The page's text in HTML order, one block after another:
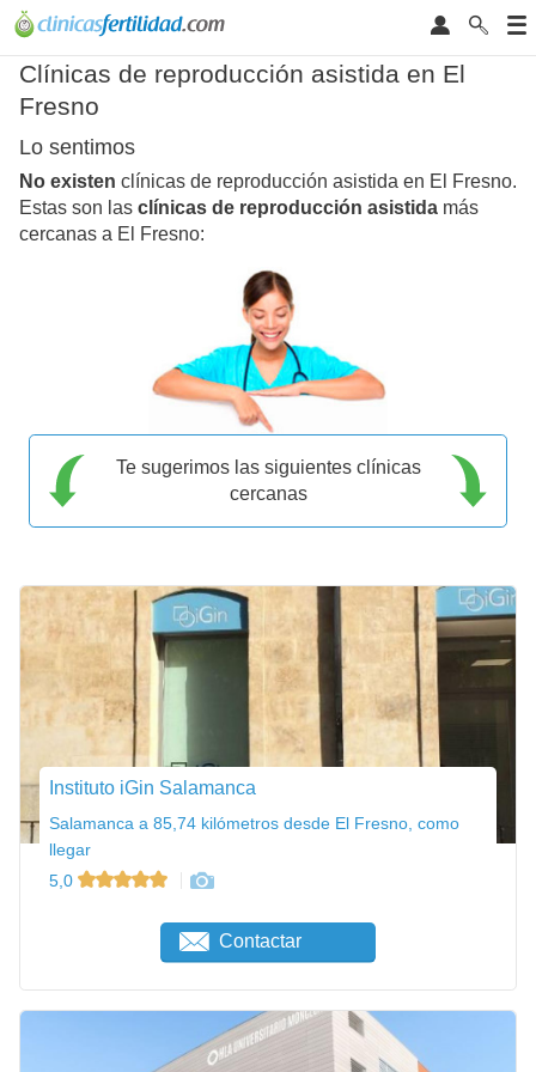
Clínicas de reproducción asistida en El
Fresno
Lo sentimos
No existen clínicas de reproducción asistida en El Fresno.
Estas son las clínicas de reproducción asistida más
cercanas a El Fresno:
Te sugerimos las siguientes clínicas
cercanas
Instituto iGin Salamanca
Salamanca a 85,74 kilómetros desde El Fresno, como
llegar
5,0
Contactar